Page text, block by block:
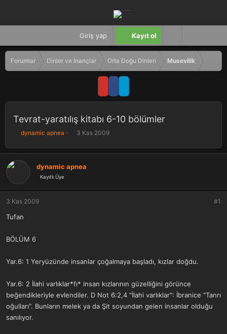
Giriş yap Kayıt ol
Forumlar Dinler ve İnançlar Orta Doğu Dinleri Musevilik
Tevrat-yaratılış kitabı 6-10 bölümler
K
n
b
a
ş
t
n
dynamic apnea
B
ş
a
i
3 Kas 2009
dynamic apnea
Kayıtlı Üye
3 Kas 2009 #1
Tufan
BÖLÜM 6
Yar.6: 1 Yeryüzünde insanlar çoğalmaya başladı, kızlar doğdu.
Yar.6: 2 İlahi varlıklar*fı* insan kızlarının güzelliğini görünce
beğendikleriyle evlendiler. D Not 6:2,4 "İlahi varlıklar": İbranice "Tanrı
oğulları". Bunların melek ya da Şit soyundan gelen insanlar olduğu
sanılıyor.